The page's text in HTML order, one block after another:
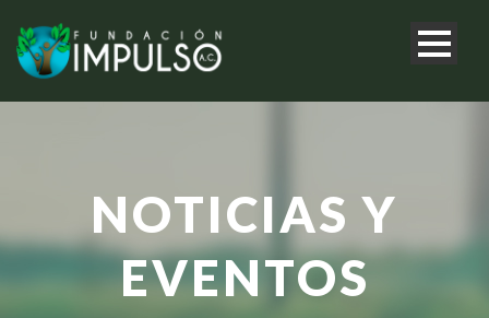
NOTICIAS Y
EVENTOS